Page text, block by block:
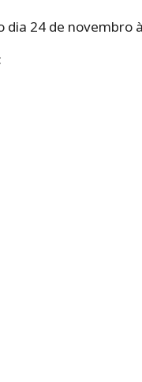
24 de novembro